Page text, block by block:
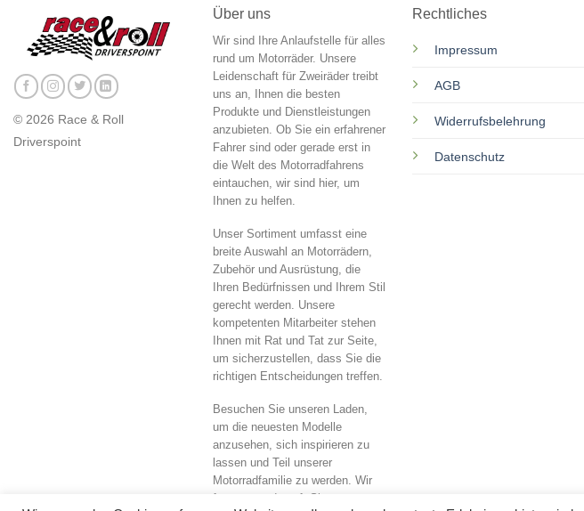
© 2026 Race & Roll
Driverspoint
Über uns
Wir sind Ihre Anlaufstelle für alles
rund um Motorräder. Unsere
Leidenschaft für Zweiräder treibt
uns an, Ihnen die besten
Produkte und Dienstleistungen
anzubieten. Ob Sie ein erfahrener
Fahrer sind oder gerade erst in
die Welt des Motorradfahrens
eintauchen, wir sind hier, um
Ihnen zu helfen.
Unser Sortiment umfasst eine
breite Auswahl an Motorrädern,
Zubehör und Ausrüstung, die
Ihren Bedürfnissen und Ihrem Stil
gerecht werden. Unsere
kompetenten Mitarbeiter stehen
Ihnen mit Rat und Tat zur Seite,
um sicherzustellen, dass Sie die
richtigen Entscheidungen treffen.
Besuchen Sie unseren Laden,
um die neuesten Modelle
anzusehen, sich inspirieren zu
lassen und Teil unserer
Motorradfamilie zu werden. Wir
freuen uns darauf, Sie
Rechtliches
Impressum
AGB
Widerrufsbelehrung
Datenschutz